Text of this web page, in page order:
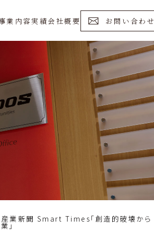
業内容実績会社概要 お問い合わせ
産業新聞 Smart Times「創造的破壊から
」